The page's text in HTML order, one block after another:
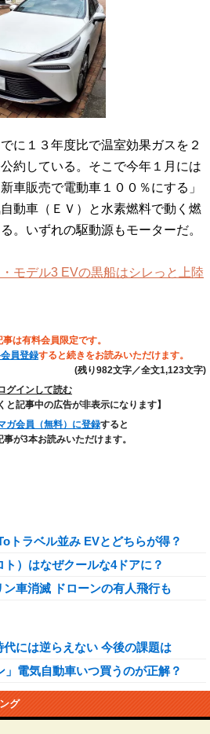
に１３年度比で温室効果ガスを２
約している。そこで今年１月には
車販売で電動車１００％にする」
動車（ＥＶ）と水素燃料で動く燃
。いずれの駆動源もモーターだ。
モデル3 EVの黒船はシレっと上陸
事は有料会員限定です。
員登録すると続きをお読みいただけます。
(残り982文字／全文1,123文字)
グインして読む
と記事中の広告が非表示になります】
ガ会員（無料）に登録すると
が3本お読みいただけます。
トラベル並み EVとどちらが得？
）はなぜクールな4ドアに？
車消滅 ドローンの有人飛行も
には逆らえない 今後の課題は
電気自動車いつ買うのが正解？
グ